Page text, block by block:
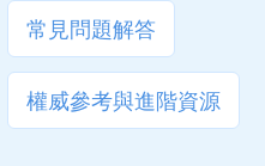
常見問題解答
權威參考與進階資源